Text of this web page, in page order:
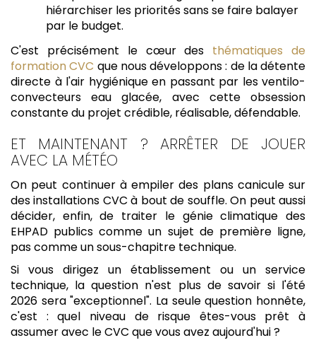
hiérarchiser les priorités sans se faire balayer
par le budget.
C'est précisément le cœur des thématiques de
formation CVC que nous développons : de la détente
directe à l'air hygiénique en passant par les ventilo-
convecteurs eau glacée, avec cette obsession
constante du projet crédible, réalisable, défendable.
ET MAINTENANT ? ARRÊTER DE JOUER
AVEC LA MÉTÉO
On peut continuer à empiler des plans canicule sur
des installations CVC à bout de souffle. On peut aussi
décider, enfin, de traiter le génie climatique des
EHPAD publics comme un sujet de première ligne,
pas comme un sous-chapitre technique.
Si vous dirigez un établissement ou un service
technique, la question n'est plus de savoir si l'été
2026 sera "exceptionnel". La seule question honnête,
c'est : quel niveau de risque êtes-vous prêt à
assumer avec le CVC que vous avez aujourd'hui ?